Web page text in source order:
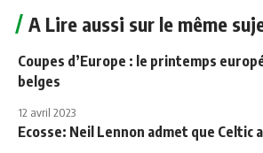
A Lire aussi sur le même
Coupes d’Europe : le printemps
belges
12 avril 2023
Ecosse: Neil Lennon admet que Celtic